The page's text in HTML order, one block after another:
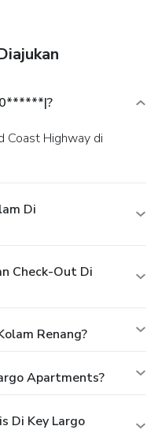
onsite.
Di
Check-Out Di
Renang?
Apartments?
Di Key Largo